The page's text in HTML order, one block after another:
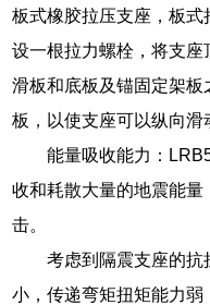
板式橡胶拉压支座，板
设一根拉力螺栓，将支
滑板和底板及锚固定架
板，以使支座可以纵向滑
能量吸收能力：
收和耗散大量的地震能
击。
考虑到隔震支座的抗
小，传递弯矩扭矩能力